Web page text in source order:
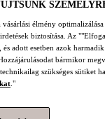
Fekete
az
minden úszó
fel a
élmény
biztosítása. Az
és adott esetben azok
bármikor
szükséges sütiket
."